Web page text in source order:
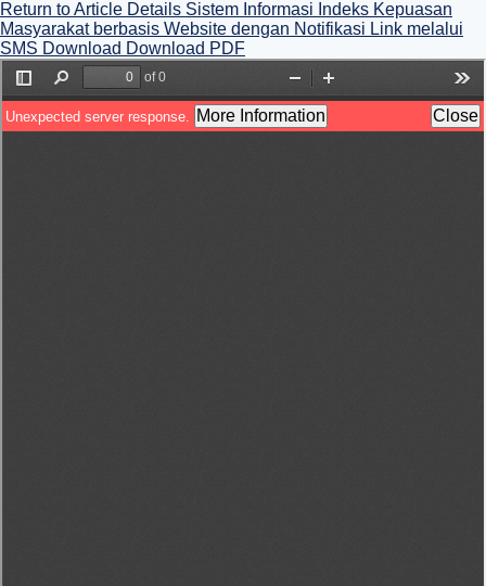
Return to Article Details Sistem Informasi Indeks Kepuasan
Masyarakat berbasis Website dengan Notifikasi Link melalui
SMS Download Download PDF